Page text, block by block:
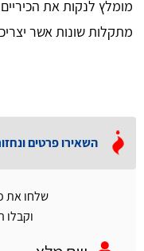
מומלץ לנקות את
מתקלות שונות אשר
השאירו פרטים
שלחו את
וקבלו